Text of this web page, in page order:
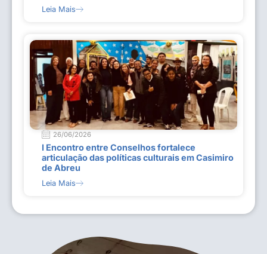
Leia Mais
26/06/2026
I Encontro entre Conselhos fortalece
articulação das políticas culturais em Casimiro
de Abreu
Leia Mais